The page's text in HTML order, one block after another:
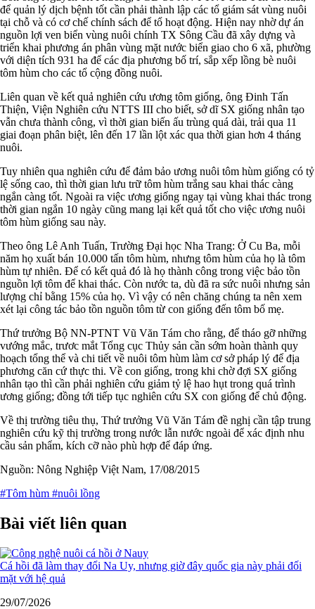
để quản lý dịch bệnh tốt cần phải thành lập các tổ giám sát vùng nuôi
tại chỗ và có cơ chế chính sách để tổ hoạt động. Hiện nay nhờ dự án
nguồn lợi ven biển vùng nuôi chính TX Sông Cầu đã xây dựng và
triển khai phương án phân vùng mặt nước biển giao cho 6 xã, phường
với diện tích 931 ha để các địa phương bố trí, sắp xếp lồng bè nuôi
tôm hùm cho các tổ cộng đồng nuôi.
Liên quan về kết quả nghiên cứu ương tôm giống, ông Đinh Tấn
Thiện, Viện Nghiên cứu NTTS III cho biết, sở dĩ SX giống nhân tạo
vẫn chưa thành công, vì thời gian biến ấu trùng quá dài, trải qua 11
giai đoạn phân biệt, lên đến 17 lần lột xác qua thời gian hơn 4 tháng
nuôi.
Tuy nhiên qua nghiên cứu để đảm bảo ương nuôi tôm hùm giống có tỷ
lệ sống cao, thì thời gian lưu trữ tôm hùm trắng sau khai thác càng
ngắn càng tốt. Ngoài ra việc ương giống ngay tại vùng khai thác trong
thời gian ngắn 10 ngày cũng mang lại kết quả tốt cho việc ương nuôi
tôm hùm giống sau này.
Theo ông Lê Anh Tuấn, Trường Đại học Nha Trang: Ở Cu Ba, mỗi
năm họ xuất bán 10.000 tấn tôm hùm, nhưng tôm hùm của họ là tôm
hùm tự nhiên. Để có kết quả đó là họ thành công trong việc bảo tồn
nguồn lợi tôm để khai thác. Còn nước ta, dù đã ra sức nuôi nhưng sản
lượng chỉ bằng 15% của họ. Vì vậy có nên chăng chúng ta nên xem
xét lại công tác bảo tồn nguồn tôm từ con giống đến tôm bố mẹ.
Thứ trưởng Bộ NN-PTNT Vũ Văn Tám cho rằng, để tháo gỡ những
vướng mắc, trươc mắt Tổng cục Thủy sản cần sớm hoàn thành quy
hoạch tổng thể và chi tiết về nuôi tôm hùm làm cơ sở pháp lý để địa
phương căn cứ thực thi. Về con giống, trong khi chờ đợi SX giống
nhân tạo thì cần phải nghiên cứu giảm tỷ lệ hao hụt trong quá trình
ương giống; đồng tới tiếp tục nghiên cứu SX con giống để chủ động.
Về thị trường tiêu thụ, Thứ trưởng Vũ Văn Tám đề nghị cần tập trung
nghiên cứu kỹ thị trường trong nước lẫn nước ngoài để xác định nhu
cầu sản phẩm, kích cỡ nào phù hợp để đáp ứng.
Nguồn: Nông Nghiệp Việt Nam, 17/08/2015
#Tôm hùm #nuôi lồng
Bài viết liên quan
Cá hồi đã làm thay đổi Na Uy, nhưng giờ đây quốc gia này phải đối
mặt với hệ quả
29/07/2026